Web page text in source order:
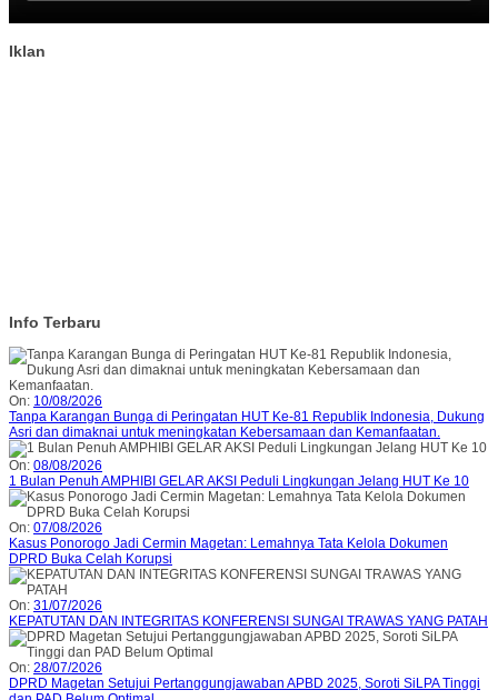
Iklan
Info Terbaru
On: 10/08/2026
Tanpa Karangan Bunga di Peringatan HUT Ke-81 Republik Indonesia, Dukung
Asri dan dimaknai untuk meningkatan Kebersamaan dan Kemanfaatan.
On: 08/08/2026
1 Bulan Penuh AMPHIBI GELAR AKSI Peduli Lingkungan Jelang HUT Ke 10
On: 07/08/2026
Kasus Ponorogo Jadi Cermin Magetan: Lemahnya Tata Kelola Dokumen
DPRD Buka Celah Korupsi
On: 31/07/2026
KEPATUTAN DAN INTEGRITAS KONFERENSI SUNGAI TRAWAS YANG PATAH
On: 28/07/2026
DPRD Magetan Setujui Pertanggungjawaban APBD 2025, Soroti SiLPA Tinggi